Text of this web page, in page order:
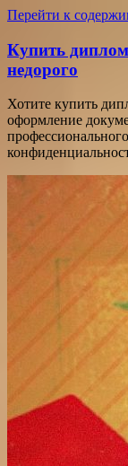
Перейти к
Купить
недорого
Хотите купить
оформление